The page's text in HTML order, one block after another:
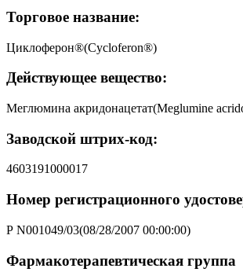
Торговое название:
Циклоферон®(Cycloferon®)
Действующее вещество:
Меглюмина акридонацетат(Meglumine
Заводской штрих-код:
4603191000017
Номер регистрационного
Р N001049/03(08/28/2007 00:00:00)
Фармакотерапевтическая группа